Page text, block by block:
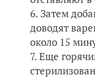
Затем
доводят
около 15
Еще